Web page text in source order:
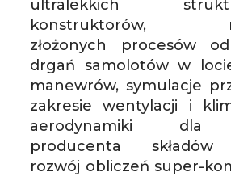
ultralekkich
konstruktorów,
złożonych procesów
drgań samolotów w
manewrów, symulacje
zakresie wentylacji i
aerodynamiki dla
producenta składów
rozwój obliczeń super-